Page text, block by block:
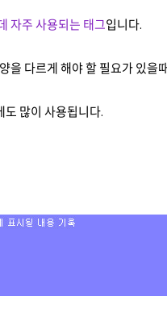
자주 사용되는 태그입니다.
을 다르게 해야 할 필요가 있을
도 많이 사용됩니다.